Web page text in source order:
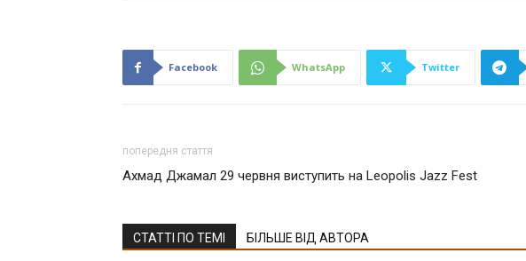
Facebook WhatsApp Twitter
попередня стаття
Ахмад Джамал 29 червня виступить на Leopolis Jazz Fest
СТАТТІ ПО ТЕМІ БІЛЬШЕ ВІД АВТОРА